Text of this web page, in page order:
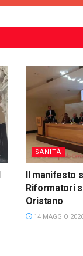
SANITÀ
Il manifesto
Riformatori
Oristano
14 MAGGIO